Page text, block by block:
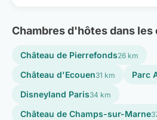
Chambres d'hôtes dans les
Château de Pierrefonds26 km
Château d'Ecouen31 km Parc
Disneyland Paris34 km
Château de Champs-sur-Marne